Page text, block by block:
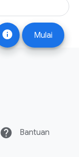
info Mulai
help Bantuan